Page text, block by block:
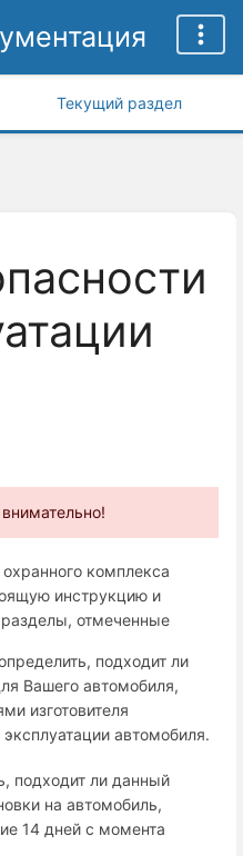
Текущий раздел
комплекса
инструкцию и
отмеченные
подходит ли
Вашего автомобиля,
изготовителя
автомобиля.
подходит ли данный
на автомобиль,
14 дней с момента